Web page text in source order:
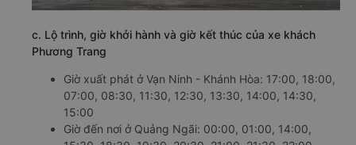
c. Lộ trình, giờ khởi hành và giờ kết thúc của xe khách
Phương Trang
Giờ xuất phát ở Vạn Ninh - Khánh Hòa: 17:00, 18:00,
07:00, 08:30, 11:30, 12:30, 13:30, 14:00, 14:30,
15:00
Giờ đến nơi ở Quảng Ngãi: 00:00, 01:00, 14:00,